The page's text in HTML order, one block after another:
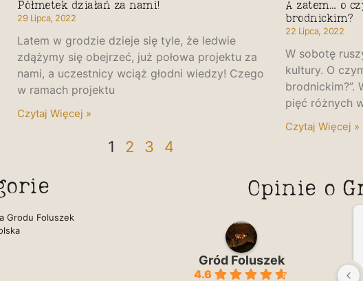
Półmetek działań za nami!
29 Lipca, 2022
Latem w grodzie dzieje się tyle, że ledwie
zdążymy się obejrzeć, już połowa projektu za
nami, a uczestnicy wciąż głodni wiedzy! Czego
w ramach projektu
Czytaj Więcej »
A zatem… o
brodnickim?
22 Lipca, 2022
W sobotę
kultury. O
brodnickim?”.
pięć różnych
Czytaj Więcej »
1 2 3 4
Grodu Foluszek
Opinie o
Gród Foluszek
4.6
Eliza Gudek
2 lata temu